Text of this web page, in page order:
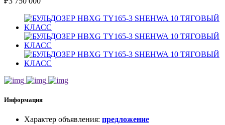
Информация
Характер объявления: предложение